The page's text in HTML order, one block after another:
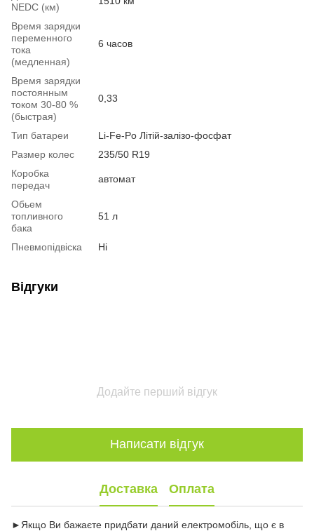
NEDC (км)
Время зарядки
переменного
тока
(медленная)
6 часов
Время зарядки
постоянным
током 30-80 %
(быстрая)
0,33
Тип батареи
Li-Fe-Po Літій-залізо-фосфат
Размер колес
235/50 R19
Коробка
передач
автомат
Обьем
топливного
бака
51 л
Пневмопідвіска Ні
Відгуки
Додайте перший відгук
Написати відгук
Доставка Оплата
►Якщо Ви бажаєте придбати даний електромобіль, що є в